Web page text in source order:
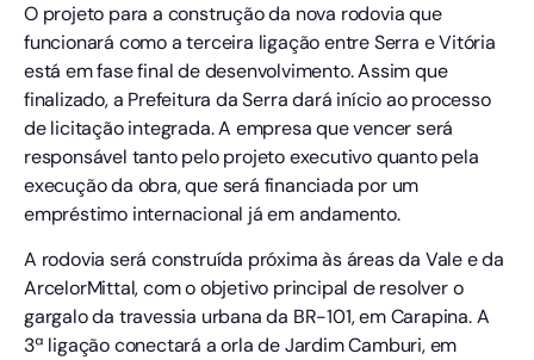
O projeto para a construção da nova rodovia que
funcionará como a terceira ligação entre Serra e Vitória
está em fase final de desenvolvimento. Assim que
finalizado, a Prefeitura da Serra dará início ao processo
de licitação integrada. A empresa que vencer será
responsável tanto pelo projeto executivo quanto pela
execução da obra, que será financiada por um
empréstimo internacional já em andamento.
A rodovia será construída próxima às áreas da Vale e da
ArcelorMittal, com o objetivo principal de resolver o
gargalo da travessia urbana da BR-101, em Carapina. A
3ª ligação conectará a orla de Jardim Camburi, em